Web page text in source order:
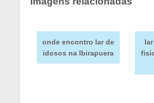
onde encontro lar de
idosos na Ibirapuera